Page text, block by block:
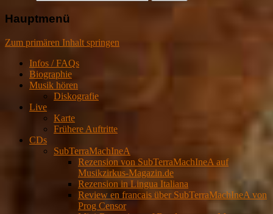
Hauptmenü
Zum primären Inhalt springen
Infos / FAQs
Biographie
Musik hören
Diskografie
Live
Karte
Frühere Auftritte
CDs
SubTerraMachIneA
Rezension von SubTerraMachIneA auf
Musikzirkus-Magazin.de
Rezension in Lingua Italiana
Review en francais über SubTerraMachIneA von
Prog Censor